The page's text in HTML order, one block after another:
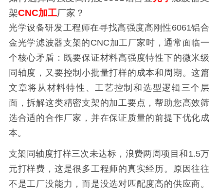
架CNC加工厂家？
光学设备研发工程师在寻找高强度高刚性6061铝合
金光学滤波器支架的CNC加工厂家时，通常面临一
个核心矛盾：既要保证材料高强度特性下的微米级
同轴度，又要控制小批量打样的成本和周期。这篇
文章将从材料特性、工艺控制和选型逻辑三个层
面，拆解这类精密支架的加工要点，帮助您高效筛
选合适的合作厂家，并在保证质量的前提下优化成
本。
支架同轴度打样三次未达标，浪费两周项目和1.5万
元打样费，这是很多工程师的真实经历。原因往往
不是工厂没能力，而是没选对匹配度高的供应商。